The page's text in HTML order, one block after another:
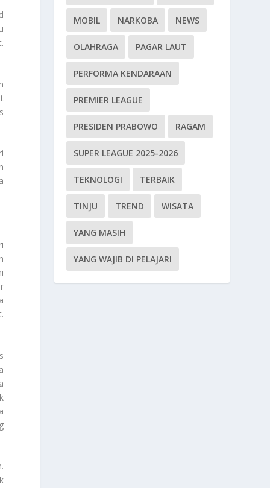
MOBIL NARKOBA NEWS
OLAHRAGA PAGAR LAUT
PERFORMA KENDARAAN
PREMIER LEAGUE
PRESIDEN PRABOWO RAGAM
SUPER LEAGUE 2025-2026
TEKNOLOGI TERBAIK
TINJU TREND WISATA
YANG MASIH
YANG WAJIB DI PELAJARI